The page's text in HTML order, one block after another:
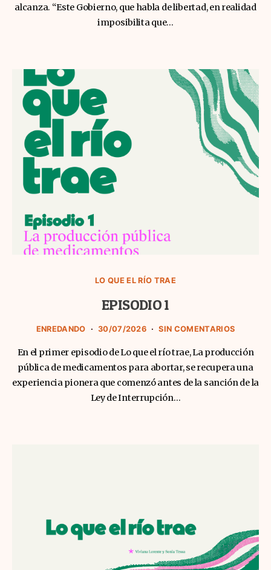
alcanza. “Este Gobierno, que habla de libertad, en realidad
imposibilita que…
LO QUE EL RÍO TRAE
EPISODIO 1
ENREDANDO 30/07/2026 SIN COMENTARIOS
En el primer episodio de Lo que el río trae, La producción
pública de medicamentos para abortar, se recupera una
experiencia pionera que comenzó antes de la sanción de la
Ley de Interrupción…